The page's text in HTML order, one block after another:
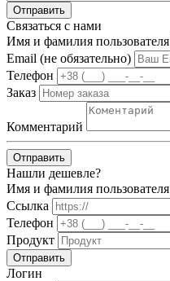
Отправить
Связаться с нами
Имя и фамилия пользователя
Email (не обязательно)
Телефон
Заказ
Комментарий
Отправить
Нашли дешевле?
Имя и фамилия пользователя
Ссылка
Телефон
Продукт
Отправить
Логин